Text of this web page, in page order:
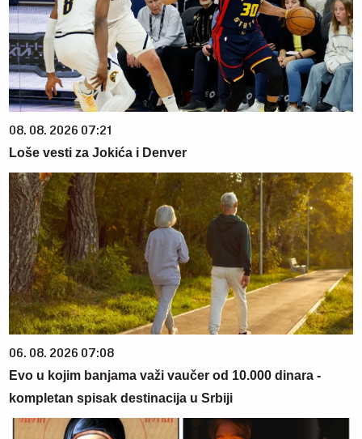
08. 08. 2026 07:21
Loše vesti za Jokića i Denver
06. 08. 2026 07:08
Evo u kojim banjama važi vaučer od 10.000 dinara -
kompletan spisak destinacija u Srbiji